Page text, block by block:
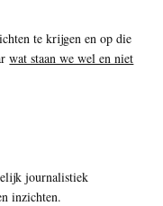
te krijgen en op die
wat staan we wel en niet
journalistiek
inzichten.